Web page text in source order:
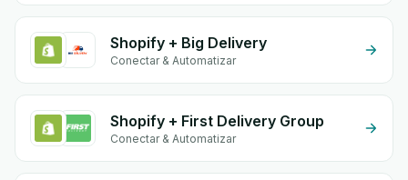
Shopify + Big Delivery
Conectar & Automatizar
Shopify + First Delivery Group
Conectar & Automatizar